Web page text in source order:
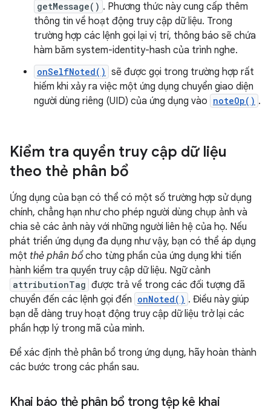
getMessage() . Phương thức này cung cấp thêm
thông tin về hoạt động truy cập dữ liệu. Trong
trường hợp các lệnh gọi lại vị trí, thông báo sẽ chứa
hàm băm system-identity-hash của trình nghe.
onSelfNoted() sẽ được gọi trong trường hợp rất
hiếm khi xảy ra việc một ứng dụng chuyển giao diện
người dùng riêng (UID) của ứng dụng vào noteOp() .
Kiểm tra quyền truy cập dữ liệu
theo thẻ phân bổ
Ứng dụng của bạn có thể có một số trường hợp sử dụng
chính, chẳng hạn như cho phép người dùng chụp ảnh và
chia sẻ các ảnh này với những người liên hệ của họ. Nếu
phát triển ứng dụng đa dụng như vậy, bạn có thể áp dụng
một thẻ phân bổ cho từng phần của ứng dụng khi tiến
hành kiểm tra quyền truy cập dữ liệu. Ngữ cảnh
attributionTag được trả về trong các đối tượng đã
chuyển đến các lệnh gọi đến onNoted() . Điều này giúp
bạn dễ dàng truy hoạt động truy cập dữ liệu trở lại các
phần hợp lý trong mã của mình.
Để xác định thẻ phân bổ trong ứng dụng, hãy hoàn thành
các bước trong các phần sau.
Khai báo thẻ phân bổ trong tệp kê khai